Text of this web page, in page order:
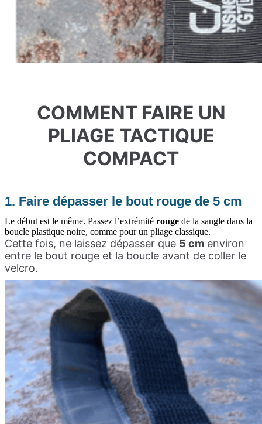
COMMENT FAIRE UN
PLIAGE TACTIQUE
COMPACT
1. Faire dépasser le bout rouge de 5 cm
Le début est le même. Passez l’extrémité rouge de la sangle dans la
boucle plastique noire, comme pour un pliage classique.
Cette fois, ne laissez dépasser que 5 cm environ
entre le bout rouge et la boucle avant de coller le
velcro.